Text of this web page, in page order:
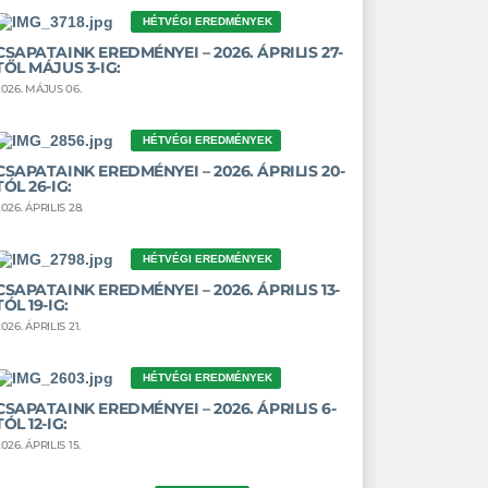
HÉTVÉGI EREDMÉNYEK
EREDMÉNYEI – 2026. ÁPRILIS 27-
MÁJUS 3-IG:
MÁJUS 06.
HÉTVÉGI EREDMÉNYEK
EREDMÉNYEI – 2026. ÁPRILIS 20-
26-IG:
ÁPRILIS 28.
HÉTVÉGI EREDMÉNYEK
EREDMÉNYEI – 2026. ÁPRILIS 13-
19-IG:
ÁPRILIS 21.
HÉTVÉGI EREDMÉNYEK
EREDMÉNYEI – 2026. ÁPRILIS 6-
12-IG:
ÁPRILIS 15.